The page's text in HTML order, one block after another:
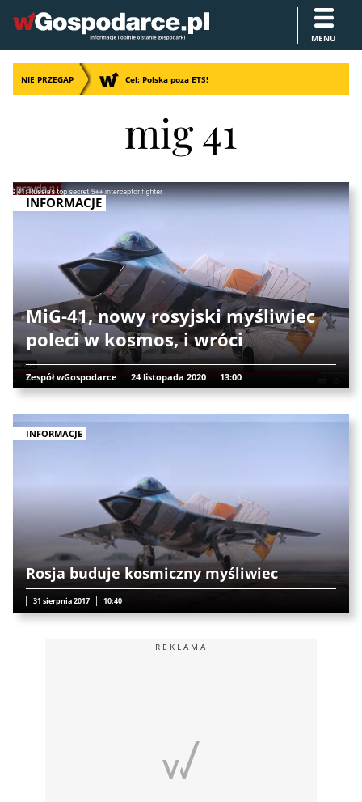
MENU
NIE PRZEGAP Cel: Polska poza ETS!
mig 41
INFORMACJE
MiG-41, nowy rosyjski myśliwiec
poleci w kosmos, i wróci
Zespół wGospodarce 24 listopada 2020 13:00
INFORMACJE
Rosja buduje kosmiczny myśliwiec
31 sierpnia 2017 10:40
REKLAMA